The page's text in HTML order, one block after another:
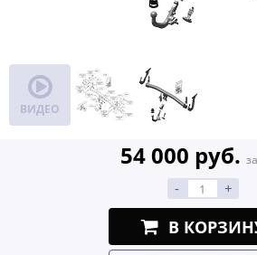
ВИДЕО
54 000 руб.
- +
В